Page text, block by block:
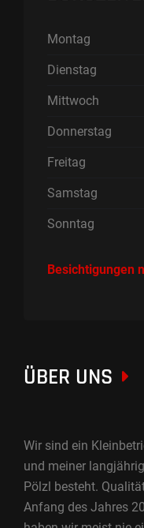
Montag
Dienstag
Mittwoch
Donnerstag
Freitag
Samstag
Sonntag
Besichtigungen
ÜBER UNS
Wir sind ein
und meiner
Pölzl besteht.
Anfang des Jahres